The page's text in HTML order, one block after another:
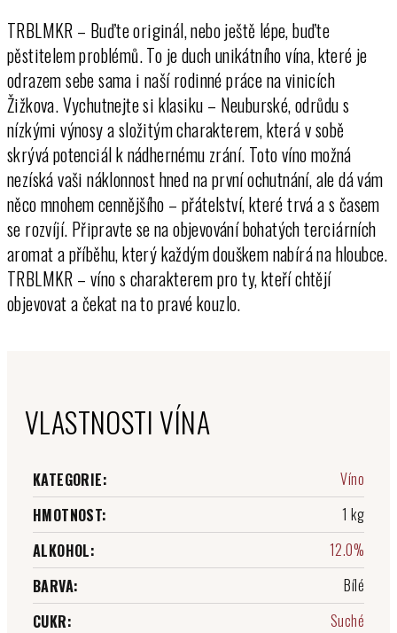
TRBLMKR – Buďte originál, nebo ještě lépe, buďte
pěstitelem problémů. To je duch unikátního vína, které je
odrazem sebe sama i naší rodinné práce na vinicích
Žižkova. Vychutnejte si klasiku – Neuburské, odrůdu s
nízkými výnosy a složitým charakterem, která v sobě
skrývá potenciál k nádhernému zrání. Toto víno možná
nezíská vaši náklonnost hned na první ochutnání, ale dá vám
něco mnohem cennějšího – přátelství, které trvá a s časem
se rozvíjí. Připravte se na objevování bohatých terciárních
aromat a příběhu, který každým douškem nabírá na hloubce.
TRBLMKR – víno s charakterem pro ty, kteří chtějí
objevovat a čekat na to pravé kouzlo.
VLASTNOSTI VÍNA
KATEGORIE:
Víno
HMOTNOST:
1 kg
ALKOHOL:
12.0%
BARVA:
Bílé
CUKR:
Suché